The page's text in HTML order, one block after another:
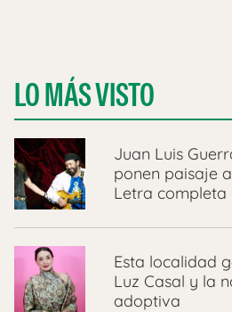
LO MÁS VISTO
Juan Luis
ponen paisaje a
Letra completa
Esta localidad
Luz Casal y la
adoptiva